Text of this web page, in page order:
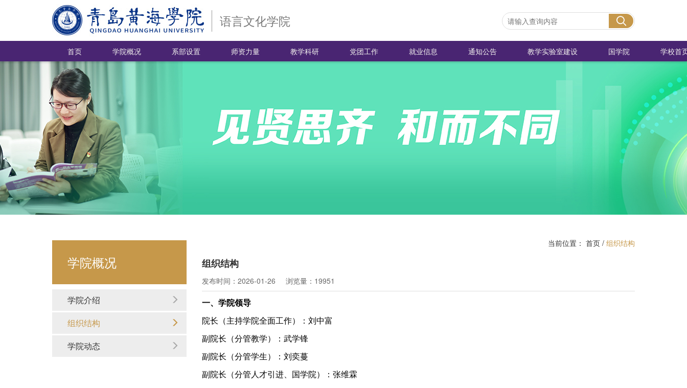
语言文化学院
首页 学院概况 系部设置 师资力量 教学科研 党团工作 就业信息 通知公告 教学实验室建设 国学院 学校首
学院概况
学院介绍
组织结构
学院动态
当前位置： 首页 / 组织结构
组织结构
发布时间：2026-01-26 浏览量：19951
一、学院领导
院长（主持学院全面工作）：刘中富
副院长（分管教学）：武学锋
副院长（分管学生）：刘奕蔓
副院长（分管人才引进、国学院）：张维霖